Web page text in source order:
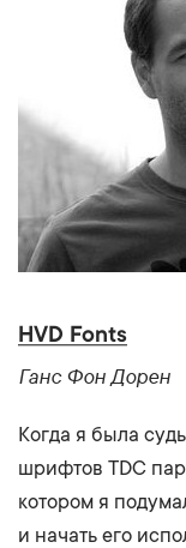
HVD Fonts
Ганс Фон Дорен
Когда я была
шрифтов TDC
котором я
и начать его